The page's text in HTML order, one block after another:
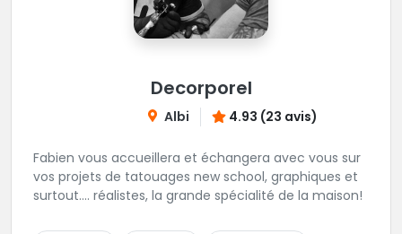
Decorporel
Albi 4.93 (23 avis)
Fabien vous accueillera et échangera avec vous sur
vos projets de tatouages new school, graphiques et
surtout.... réalistes, la grande spécialité de la maison!